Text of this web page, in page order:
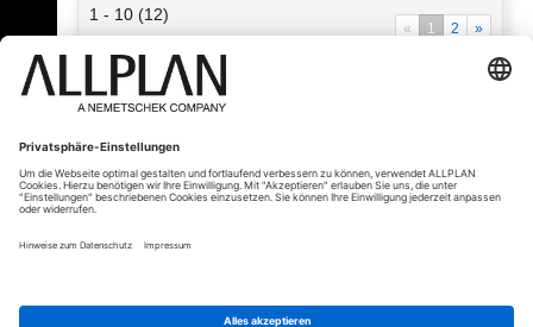
1 - 10 (12)
« 1 2 »
« Zurück
© ALLPLAN Deutschland GmbH ALLPLAN ist Teil der